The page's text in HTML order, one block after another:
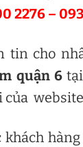
2276 –
tin cho
quận 6tại
của website
khách